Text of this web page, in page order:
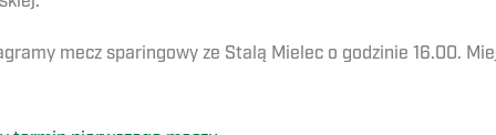
mecz sparingowy ze Stalą Mielec o godzinie 16.00.